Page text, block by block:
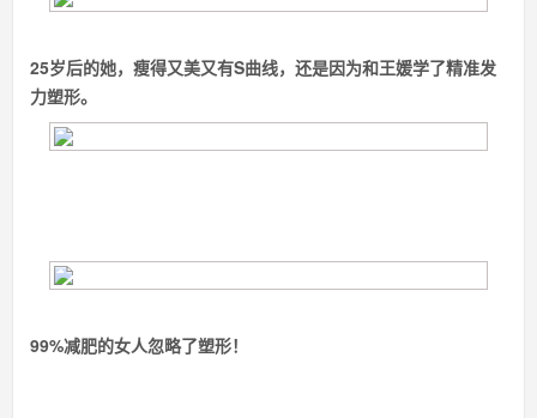
25岁后的她，瘦得又美又有S曲线，还是因为和王媛学了精准发
力塑形。
99%减肥的女人忽略了塑形！